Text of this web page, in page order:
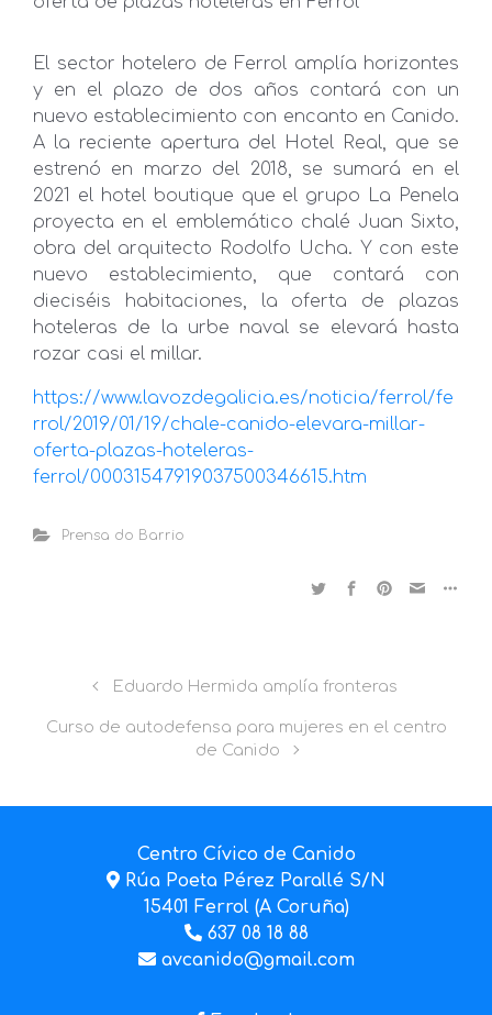
El sector hotelero de Ferrol amplía horizontes
y en el plazo de dos años contará con un
nuevo establecimiento con encanto en Canido.
A la reciente apertura del Hotel Real, que se
estrenó en marzo del 2018, se sumará en el
2021 el hotel boutique que el grupo La Penela
proyecta en el emblemático chalé Juan Sixto,
obra del arquitecto Rodolfo Ucha. Y con este
nuevo establecimiento, que contará con
dieciséis habitaciones, la oferta de plazas
hoteleras de la urbe naval se elevará hasta
rozar casi el millar.
https://www.lavozdegalicia.es/noticia/ferrol/fe
rrol/2019/01/19/chale-canido-elevara-millar-
oferta-plazas-hoteleras-
ferrol/00031547919037500346615.htm
Prensa do Barrio
Eduardo Hermida amplía fronteras
Curso de autodefensa para mujeres en el centro
de Canido
Centro Cívico de Canido
Rúa Poeta Pérez Parallé S/N
15401 Ferrol (A Coruña)
637 08 18 88
avcanido@gmail.com